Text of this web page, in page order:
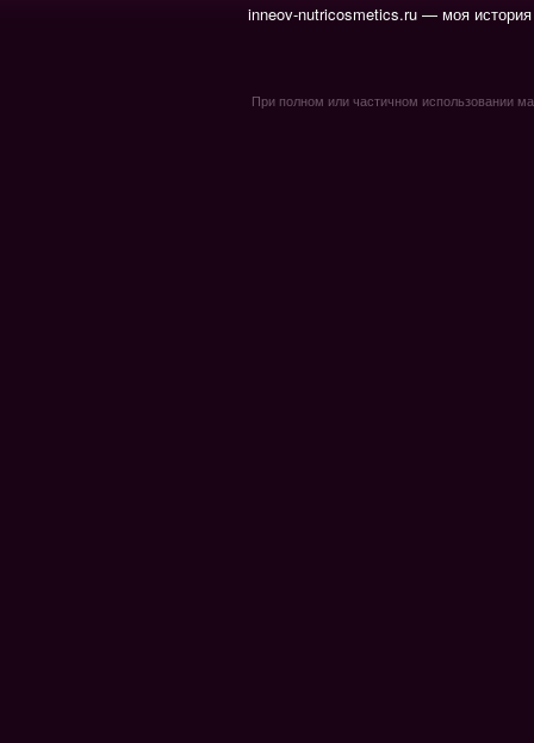
inneov-nutricosmetics.ru — моя
При полном или частичном использовании